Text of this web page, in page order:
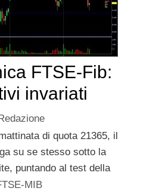
FTSE-Fib:
invariati
di quota 21365, il
su se stesso sotto la
puntando al test della
MIB